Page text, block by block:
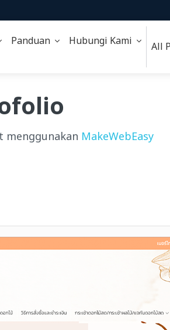
Panduan Hubungi Kami All
menggunakan MakeWebEasy